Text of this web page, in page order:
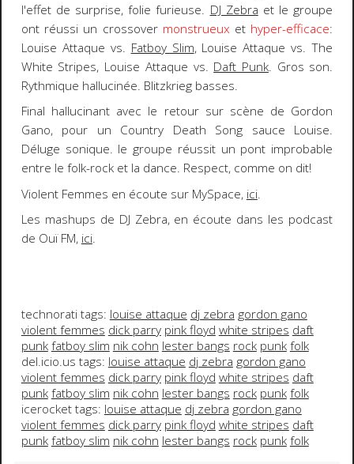
l'effet de surprise, folie furieuse. DJ Zebra et le groupe
ont réussi un crossover monstrueux et hyper-efficace:
Louise Attaque vs. Fatboy Slim, Louise Attaque vs.The
White Stripes, Louise Attaque vs. Daft Punk. Gros son.
Rythmique hallucinée. Blitzkrieg basses.
Final hallucinant avec le retour sur scène de Gordon
Gano, pour un Country Death Song sauce Louise.
Déluge sonique. le groupe réussit un pont improbable
entre le folk-rock et la dance. Respect, comme on dit!
Violent Femmes en écoute sur MySpace, ici.
Les mashups de DJ Zebra, en écoute dans les podcast
de Ouï FM, ici.
technorati tags: louise attaque dj zebra gordon gano
violent femmes dick parry pink floyd white stripes daft
punkfatboy slim nik cohn lester bangs rock punkfolk
del.icio.us tags: louise attaque dj zebra gordon gano
violent femmes dick parry pink floyd white stripes daft
punkfatboy slim nik cohn lester bangs rock punkfolk
icerocket tags: louise attaque dj zebra gordon gano
violent femmes dick parry pink floyd white stripes daft
punkfatboy slim nik cohn lester bangs rock punkfolk